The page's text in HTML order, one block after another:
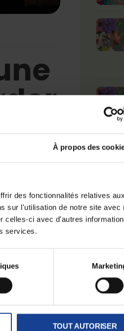
À propos des
des fonctionnalités relatives
sur l'utilisation de notre site avec
celles-ci avec d'autres
services.
TOUT AUTORISER
Entre
dans le
Venez
du contenu
centrée
formé à